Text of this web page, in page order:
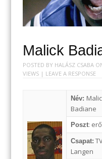
Malick
POSTED BY HALÁSZ CSABA
VIEWS | LEAVE A RESPONSE
Név:
Badiane
Poszt:
Csapat:
Langen